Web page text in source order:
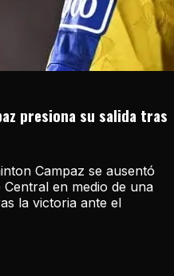
presiona su salida tras
Campaz se ausentó
en medio de una
la victoria ante el